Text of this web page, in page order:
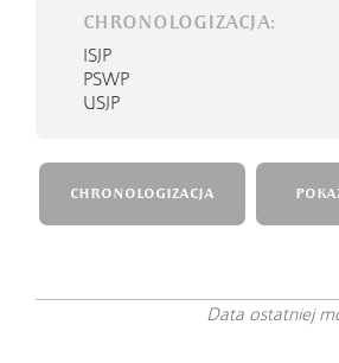
CHRONOLOGIZACJA:
ISJP
PSWP
USJP
CHRONOLOGIZACJA
Data ostatniej